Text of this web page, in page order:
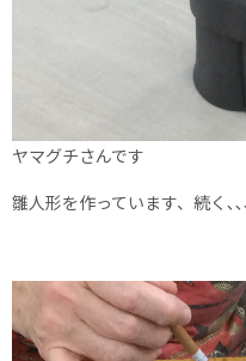
ヤマグチさんです
雛人形を作っています、続く､､